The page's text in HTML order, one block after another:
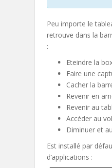
Peu importe le
retrouve dans la
:
Eteindre la
Faire une
Cacher la
Revenir en
Revenir au
Accéder au
Diminuer et
Est installé par
d’applications :